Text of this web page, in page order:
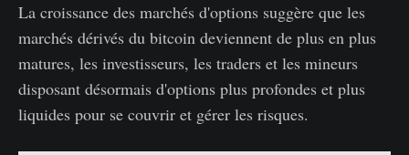
La croissance des marchés d'options suggère que les
marchés dérivés du bitcoin deviennent de plus en plus
matures, les investisseurs, les traders et les mineurs
disposant désormais d'options plus profondes et plus
liquides pour se couvrir et gérer les risques.